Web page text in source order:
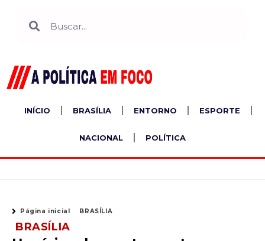
INÍCIO BRASÍLIA ENTORNO ESPORTE
NACIONAL POLÍTICA
Página inicial BRASÍLIA
BRASÍLIA